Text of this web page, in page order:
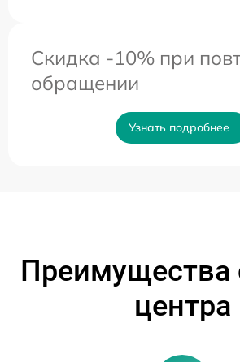
Скидка -10% при
обращении
Узнать подробнее
Преимущества
центра